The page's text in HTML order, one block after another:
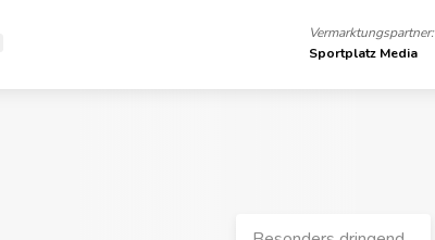
Vermarktungspartner:
Sportplatz Media